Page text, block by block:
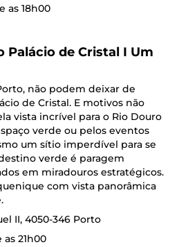
as 18h00
de Cristal I Um
não podem deixar de
de Cristal. E motivos não
vista incrível para o Rio Douro
verde ou pelos eventos
um sítio imperdível para se
verde é paragem
em miradouros estratégicos.
com vista panorâmica
II, 4050-346 Porto
21h00